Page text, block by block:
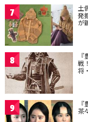
7 土
発
が
8 戦
将
9 茶